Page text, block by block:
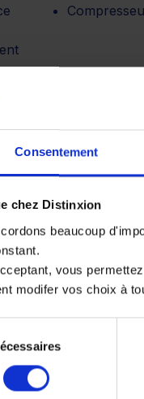
Consentement
chez Distinxion
beaucoup
vous
modifer vos choix à
Motorisation
Boite de